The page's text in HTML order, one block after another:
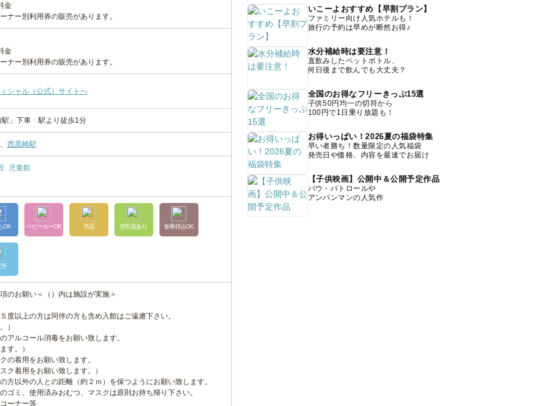
金
ナー別利用券の販売があります。
金
ナー別利用券の販売があります。
シャル（公式）サイトへ
駅」下車 駅より徒歩1分
、 西黒崎駅
児童館
OK ベビーカーOK 売店 授乳室あり 食事持込OK
所
のお願い＜（）内は施設が実施＞
度以上の方は同伴の方も含め入館はご遠慮下さい。
）
アルコール消毒をお願い致します。
す。）
の着用をお願い致します。
ク着用をお願い致します。）
方以外の人との距離（約２ｍ）を保つようにお願い致します。
ゴミ、使用済みおむつ、マスクは原則お持ち帰り下さい。
ーナー等
いこーよおすすめ【早割プラン】
ファミリー向け人気ホテルも！
旅行の予約は早めが断然お得♪
水分補給時は要注意！
直飲みしたペットボトル、
何日後まで飲んでも大丈夫？
全国のお得なフリーきっぷ15選
子供50円均一の切符から
100円で1日乗り放題も！
お得いっぱい！2026夏の福袋特集
早い者勝ち！数量限定の人気福袋
発売日や価格、内容を最速でお届け
【子供映画】公開中＆公開予定作品
パウ・パトロールや
アンパンマンの人気作